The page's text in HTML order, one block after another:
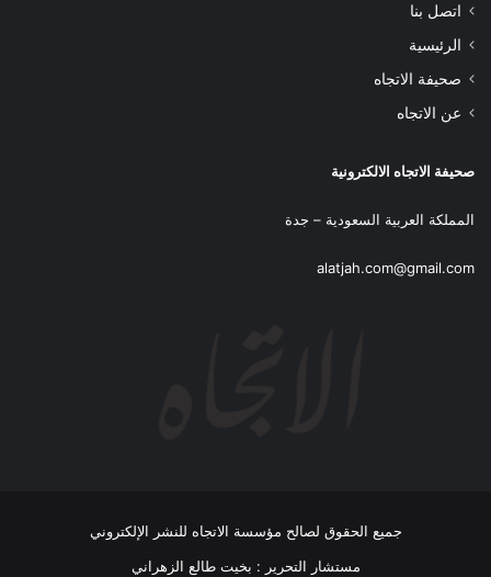
اتصل بنا
الرئيسية
صحيفة الاتجاه
عن الاتجاه
صحيفة الاتجاه الالكترونية
المملكة العربية السعودية – جدة
alatjah.com@gmail.com
جميع الحقوق لصالح مؤسسة الاتجاه للنشر الإلكتروني
مستشار التحرير : بخيت طالع الزهراني